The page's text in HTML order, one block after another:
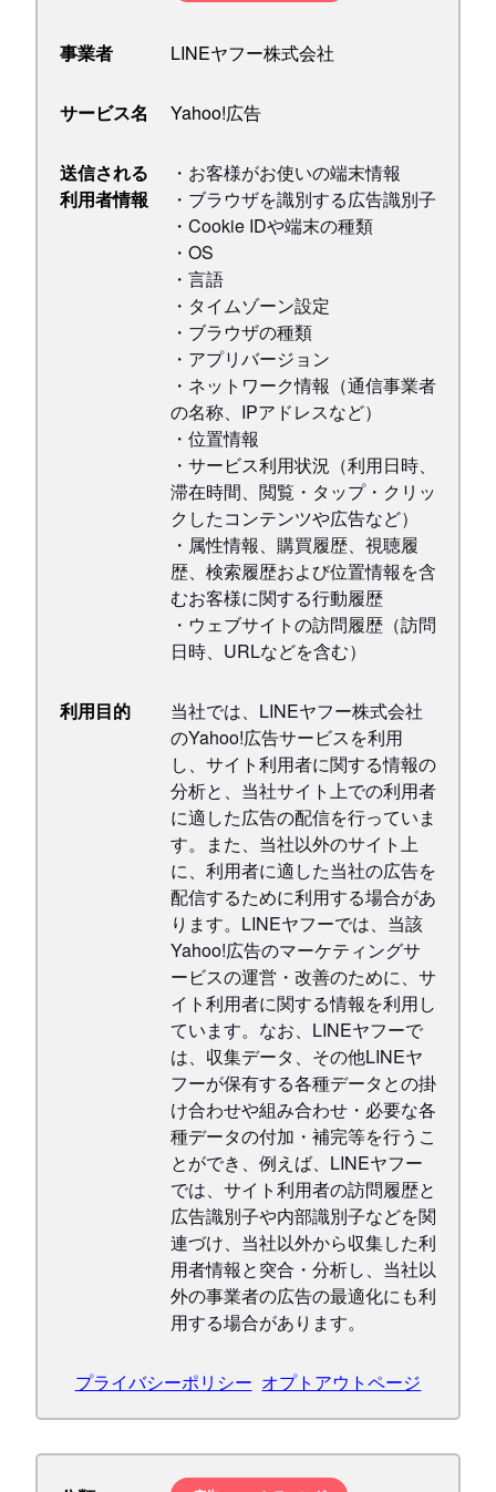
事業者 LINEヤフー株式会社
サービス名 Yahoo!広告
送信される
利用者情報
・お客様がお使いの端末情報
・ブラウザを識別する広告識別子
・Cookie IDや端末の種類
・OS
・言語
・タイムゾーン設定
・ブラウザの種類
・アプリバージョン
・ネットワーク情報（通信事業者
の名称、IPアドレスなど）
・位置情報
・サービス利用状況（利用日時、
滞在時間、閲覧・タップ・クリッ
クしたコンテンツや広告など）
・属性情報、購買履歴、視聴履
歴、検索履歴および位置情報を含
むお客様に関する行動履歴
・ウェブサイトの訪問履歴（訪問
日時、URLなどを含む）
利用目的
当社では、LINEヤフー株式会社
のYahoo!広告サービスを利用
し、サイト利用者に関する情報の
分析と、当社サイト上での利用者
に適した広告の配信を行っていま
す。また、当社以外のサイト上
に、利用者に適した当社の広告を
配信するために利用する場合があ
ります。LINEヤフーでは、当該
Yahoo!広告のマーケティングサ
ービスの運営・改善のために、サ
イト利用者に関する情報を利用し
ています。なお、LINEヤフーで
は、収集データ、その他LINEヤ
フーが保有する各種データとの掛
け合わせや組み合わせ・必要な各
種データの付加・補完等を行うこ
とができ、例えば、LINEヤフー
では、サイト利用者の訪問履歴と
広告識別子や内部識別子などを関
連づけ、当社以外から収集した利
用者情報と突合・分析し、当社以
外の事業者の広告の最適化にも利
用する場合があります。
プライバシーポリシー オプトアウトページ